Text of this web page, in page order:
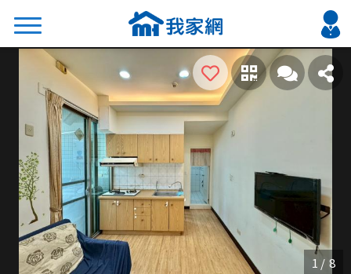
搜尋
熱門關鍵字
2026 台北降價好屋限量釋出
2026 新北降價好屋限量釋出
2026 台中降價好屋限量釋出
2026 台南降價好屋限量釋出
2026 高雄降價好屋限量釋出